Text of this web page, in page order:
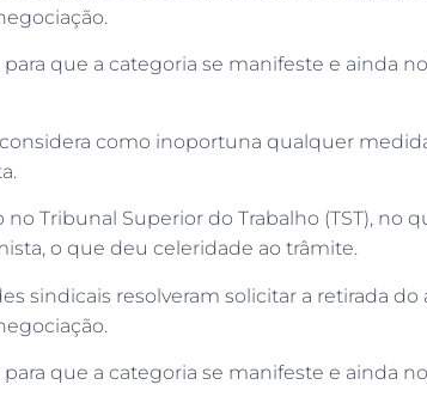
para que a categoria se manifeste e
como inoportuna qualquer
Tribunal Superior do Trabalho (TST),
o que deu celeridade ao trâmite.
sindicais resolveram solicitar a retirada
para que a categoria se manifeste e